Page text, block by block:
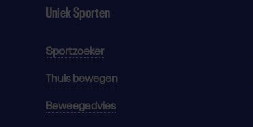
Uniek Sporten
Sportzoeker
Thuis bewegen
Beweegadvies